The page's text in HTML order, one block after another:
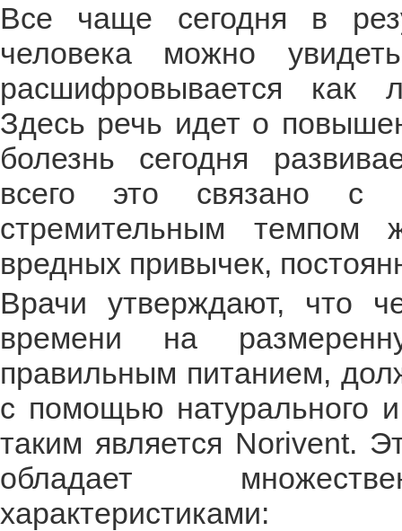
Все чаще сегодня в
человека можно
расшифровывается как
Здесь речь идет о
болезнь сегодня
всего это связано с
стремительным темпом
вредных привычек,
Врачи утверждают, что
времени на
правильным питанием,
с помощью натурального
таким является Norivent.
обладает
характеристиками: